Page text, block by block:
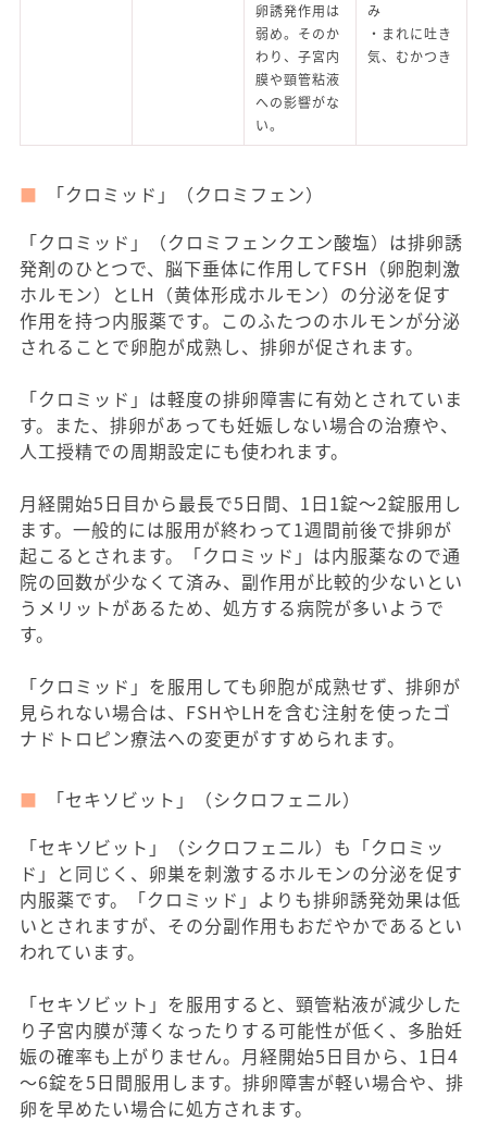
卵誘発作用は
弱め。そのか
わり、子宮内
膜や頸管粘液
への影響がな
い。
み
・まれに吐き
気、むかつき
「クロミッド」（クロミフェン）
「クロミッド」（クロミフェンクエン酸塩）は排卵誘
発剤のひとつで、脳下垂体に作用してFSH（卵胞刺激
ホルモン）とLH（黄体形成ホルモン）の分泌を促す
作用を持つ内服薬です。このふたつのホルモンが分泌
されることで卵胞が成熟し、排卵が促されます。
「クロミッド」は軽度の排卵障害に有効とされていま
す。また、排卵があっても妊娠しない場合の治療や、
人工授精での周期設定にも使われます。
月経開始5日目から最長で5日間、1日1錠～2錠服用し
ます。一般的には服用が終わって1週間前後で排卵が
起こるとされます。「クロミッド」は内服薬なので通
院の回数が少なくて済み、副作用が比較的少ないとい
うメリットがあるため、処方する病院が多いようで
す。
「クロミッド」を服用しても卵胞が成熟せず、排卵が
見られない場合は、FSHやLHを含む注射を使ったゴ
ナドトロピン療法への変更がすすめられます。
「セキソビット」（シクロフェニル）
「セキソビット」（シクロフェニル）も「クロミッ
ド」と同じく、卵巣を刺激するホルモンの分泌を促す
内服薬です。「クロミッド」よりも排卵誘発効果は低
いとされますが、その分副作用もおだやかであるとい
われています。
「セキソビット」を服用すると、頸管粘液が減少した
り子宮内膜が薄くなったりする可能性が低く、多胎妊
娠の確率も上がりません。月経開始5日目から、1日4
～6錠を5日間服用します。排卵障害が軽い場合や、排
卵を早めたい場合に処方されます。